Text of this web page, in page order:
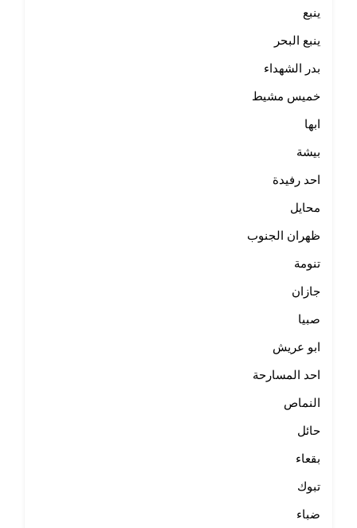
ينبع
ينبع البحر
بدر الشهداء
خميس مشيط
ابها
بيشة
احد رفيدة
محايل
ظهران الجنوب
تنومة
جازان
صبيا
ابو عريش
احد المسارحة
النماص
حائل
بقعاء
تبوك
ضباء